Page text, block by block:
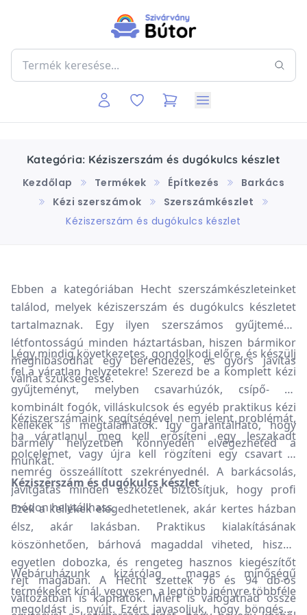
Kategória: Kéziszerszám és dugókulcs készlet
Kezdőlap
Termékek Építkezés
Barkács
Kézi szerszámok
Szerszámkészlet
Kéziszerszám és dugókulcs készlet
Ebben a kategóriában Hecht szerszámkészleteinket
találod, melyek kéziszerszám és dugókulcs készletet
tartalmaznak. Egy ilyen szerszámos gyűjtemény
létfontosságú minden háztartásban, hiszen bármikor
meghibásodhat egy berendezés, és gyors javítás
válhat szükségessé.
Légy mindig következetes, gondolkodj előre, és készülj
fel a váratlan helyzetekre! Szerezd be a komplett kézi
gyűjteményt, melyben csavarhúzók, csípő- és
kombinált fogók, villáskulcsok és egyéb praktikus kézi
kellékek is megtalálhatók. Így garantálható, hogy
bármely helyzetben könnyedén elvégezheted a
munkát.
Kéziszerszámaink segítségével nem jelent problémát,
ha váratlanul meg kell erősíteni egy leszakadt
polcelemet, vagy újra kell rögzíteni egy csavart a
nemrég összeállított szekrényednél. A barkácsolás,
javítgatás minden eszközét biztosítjuk, hogy profi
módon helytállhass.
Kéziszerszám és dugókulcs készlet
Ezek a kellékek elegedhetetlenek, akár kertes házban
élsz, akár lakásban. Praktikus kialakításának
köszönhetően, bárhová magaddal viheted, hiszen
egyetlen dobozka, és rengeteg hasznos kiegészítőt
rejt magában. A Hecht szettek 76 és 94 db-os
változatban is kaphatók. Miért is válogatnád össze
Webáruházunk kizárólag magas minőségű
termékeket kínál, vegyesen, a legtöbb igényre többféle
megoldást is nyújt. Ezért javasoljuk, hogy böngészd